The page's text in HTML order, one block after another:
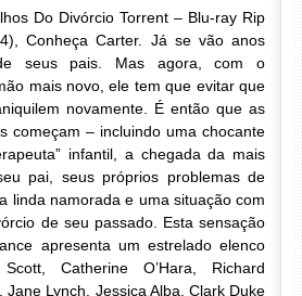
Do Divórcio Torrent – Blu-ray Rip
Conheça Carter. Já se vão anos
seus pais. Mas agora, com o
mais novo, ele tem que evitar que
novamente. É então que as
começam – incluindo uma chocante
infantil, a chegada da mais
pai, seus próprios problemas de
linda namorada e uma situação com
de seu passado. Esta sensação
apresenta um estrelado elenco
Catherine O’Hara, Richard
Jane Lynch, Jessica Alba, Clark Duke